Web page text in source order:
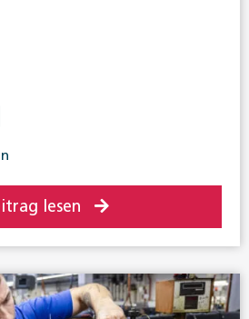
lesen